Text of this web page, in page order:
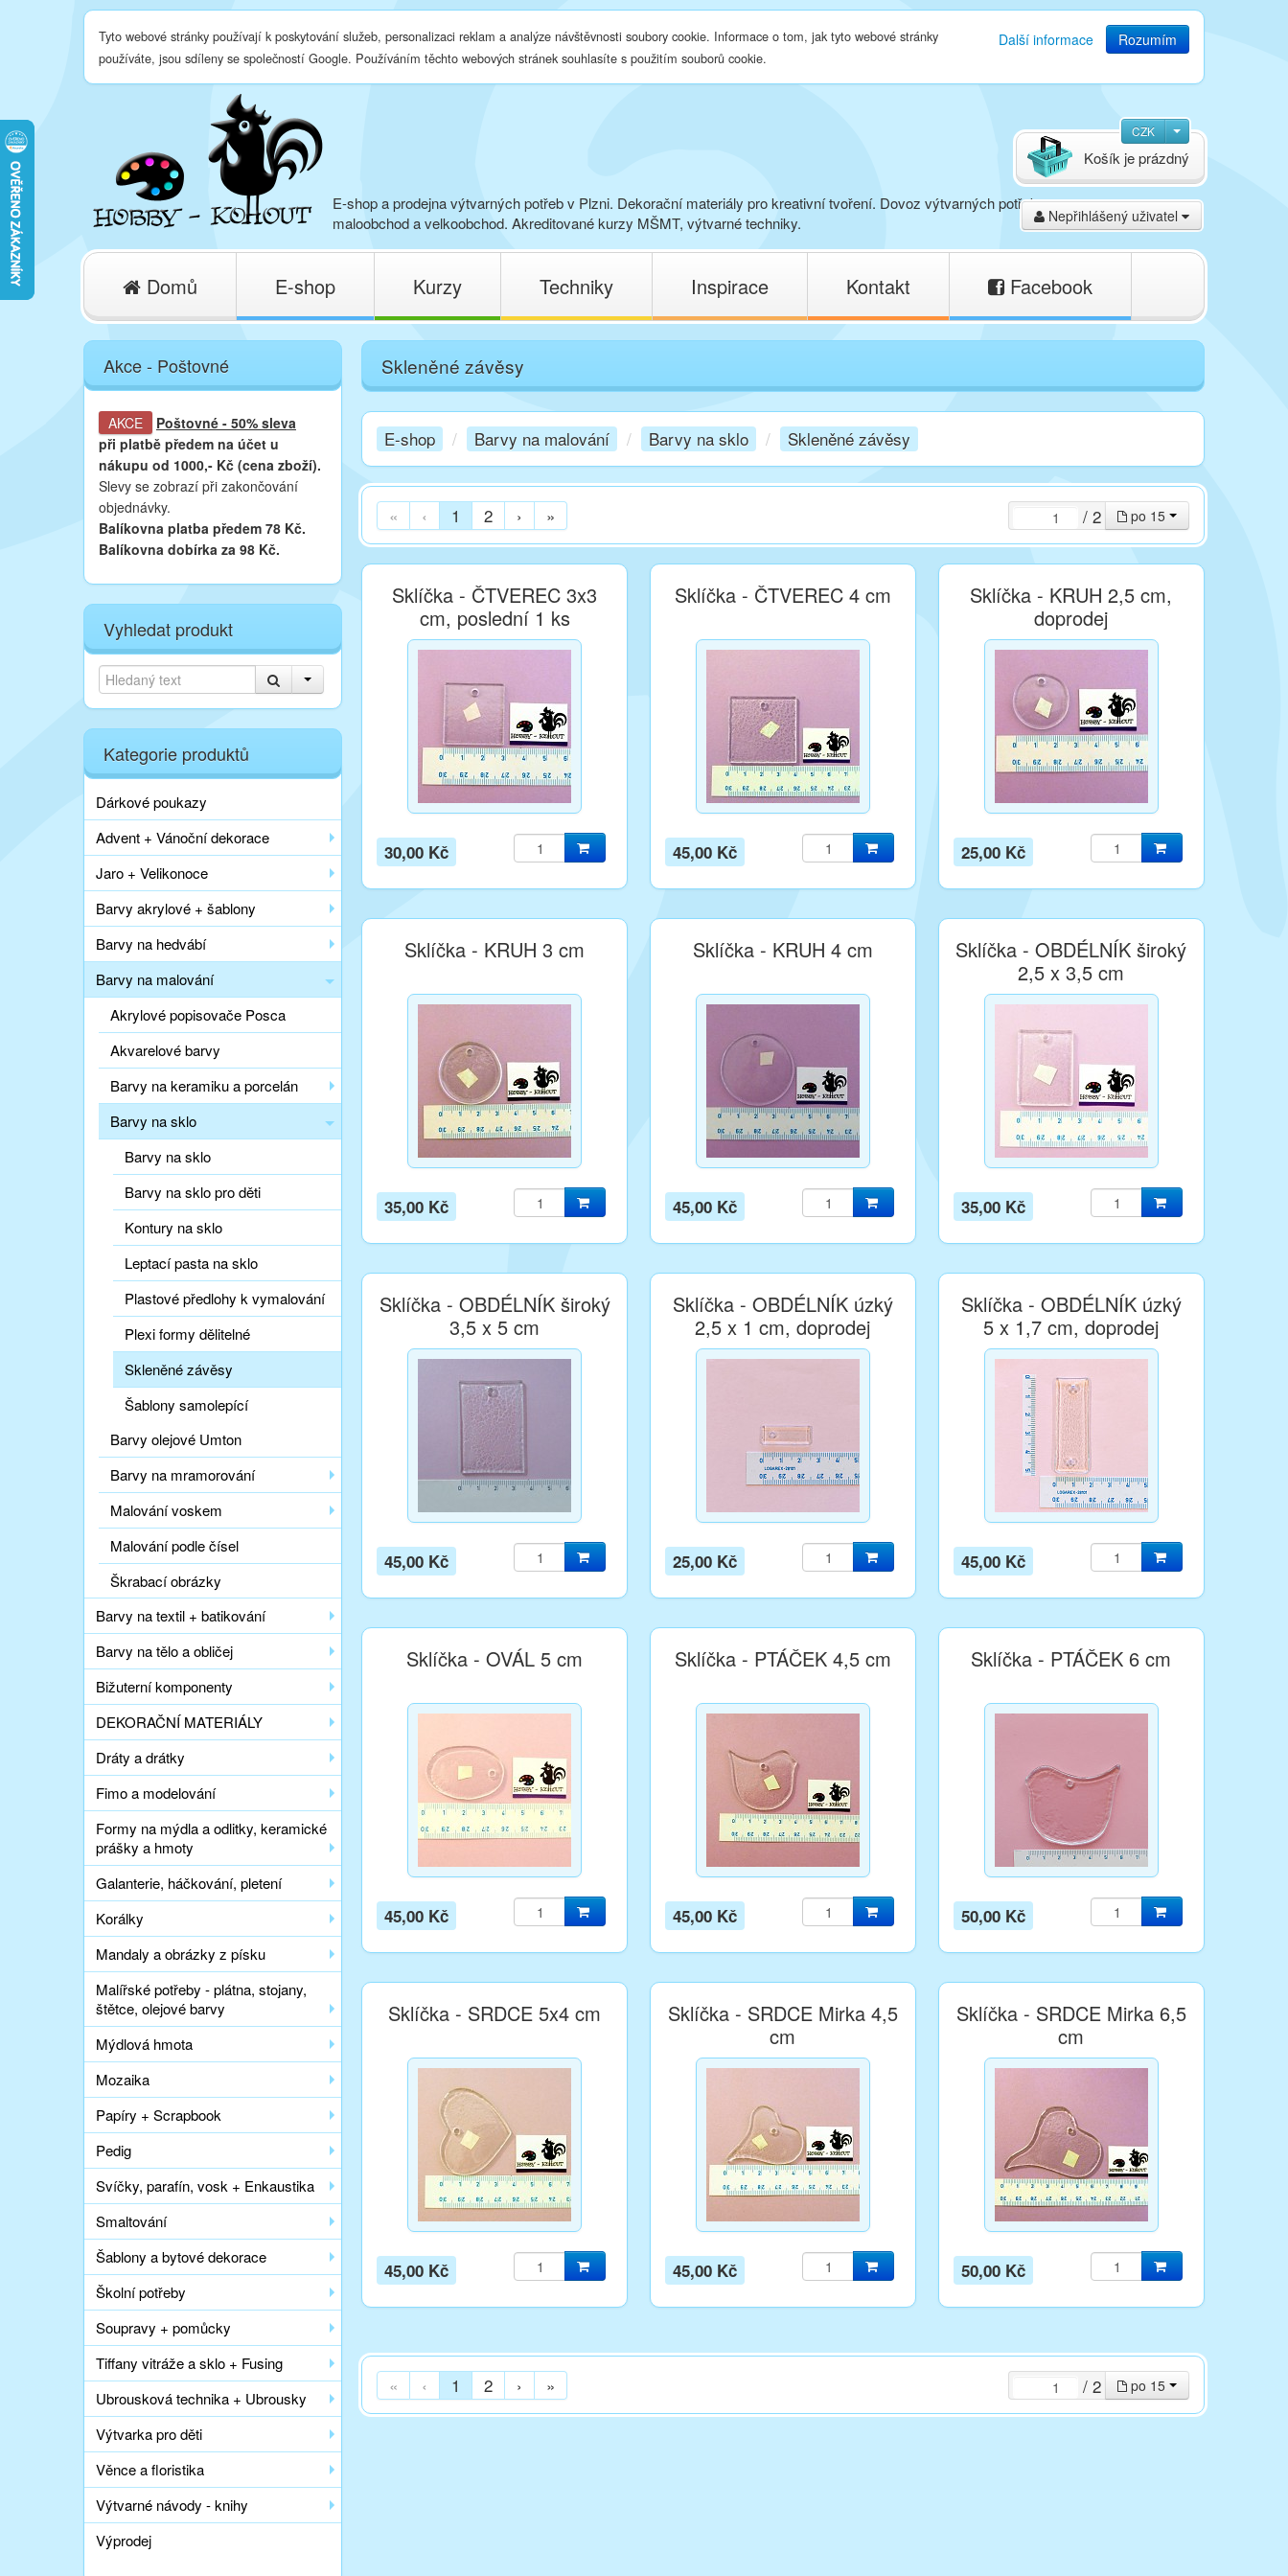
Další informace Rozumím
Tyto webové stránky používají k poskytování služeb, personalizaci reklam a analýze návštěvnosti soubory cookie. Informace o tom, jak tyto webové stránky
používáte, jsou sdíleny se společností Google. Používáním těchto webových stránek souhlasíte s použitím souborů cookie.
CZK
Nepřihlášený uživatel
Košík je prázdný
E-shop a prodejna výtvarných potřeb v Plzni. Dekorační materiály pro kreativní tvoření. Dovoz výtvarných potřeb,
maloobchod a velkoobchod. Akreditované kurzy MŠMT, výtvarné techniky.
Domů E-shop Kurzy Techniky Inspirace Kontakt Facebook
Akce - Poštovné
AKCE Poštovné - 50% sleva
při platbě předem na účet u
nákupu od 1000,- Kč (cena zboží).
Slevy se zobrazí při zakončování
objednávky.
Balíkovna platba předem 78 Kč.
Balíkovna dobírka za 98 Kč.
Vyhledat produkt
Kategorie produktů
Dárkové poukazy
Advent + Vánoční dekorace
Jaro + Velikonoce
Barvy akrylové + šablony
Barvy na hedvábí
Barvy na malování
Akrylové popisovače Posca
Akvarelové barvy
Barvy na keramiku a porcelán
Barvy na sklo
Barvy na sklo
Barvy na sklo pro děti
Kontury na sklo
Leptací pasta na sklo
Plastové předlohy k vymalování
Plexi formy dělitelné
Skleněné závěsy
Šablony samolepící
Barvy olejové Umton
Barvy na mramorování
Malování voskem
Malování podle čísel
Škrabací obrázky
Barvy na textil + batikování
Barvy na tělo a obličej
Bižuterní komponenty
DEKORAČNÍ MATERIÁLY
Dráty a drátky
Fimo a modelování
Formy na mýdla a odlitky, keramické
prášky a hmoty
Galanterie, háčkování, pletení
Korálky
Mandaly a obrázky z písku
Malířské potřeby - plátna, stojany,
štětce, olejové barvy
Mýdlová hmota
Mozaika
Papíry + Scrapbook
Pedig
Svíčky, parafín, vosk + Enkaustika
Smaltování
Šablony a bytové dekorace
Školní potřeby
Soupravy + pomůcky
Tiffany vitráže a sklo + Fusing
Ubrousková technika + Ubrousky
Výtvarka pro děti
Věnce a floristika
Výtvarné návody - knihy
Výprodej
Skleněné závěsy
E-shop / Barvy na malování / Barvy na sklo / Skleněné závěsy
« ‹ 1 2 › » po 15
/ 2
Sklíčka - ČTVEREC 3x3
cm, poslední 1 ks
30,00 Kč
Sklíčka - ČTVEREC 4 cm
45,00 Kč
Sklíčka - KRUH 2,5 cm,
doprodej
25,00 Kč
Sklíčka - KRUH 3 cm
35,00 Kč
Sklíčka - KRUH 4 cm
45,00 Kč
Sklíčka - OBDÉLNÍK široký
2,5 x 3,5 cm
35,00 Kč
Sklíčka - OBDÉLNÍK široký
3,5 x 5 cm
45,00 Kč
Sklíčka - OBDÉLNÍK úzký
2,5 x 1 cm, doprodej
25,00 Kč
Sklíčka - OBDÉLNÍK úzký
5 x 1,7 cm, doprodej
45,00 Kč
Sklíčka - OVÁL 5 cm
45,00 Kč
Sklíčka - PTÁČEK 4,5 cm
45,00 Kč
Sklíčka - PTÁČEK 6 cm
50,00 Kč
Sklíčka - SRDCE 5x4 cm
45,00 Kč
Sklíčka - SRDCE Mirka 4,5
cm
45,00 Kč
Sklíčka - SRDCE Mirka 6,5
cm
50,00 Kč
« ‹ 1 2 › » po 15
/ 2